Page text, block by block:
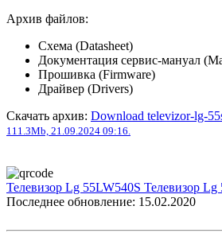
Архив файлов:
Схема (Datasheet)
Документация сервис-мануал
Прошивка (Firmware)
Драйвер (Drivers)
Скачать архив: Download televizor-lg-
111.3Mb, 21.09.2024 09:16.
Телевизор Lg 55LW540S Телевизор Lg
Последнее обновление: 15.02.2020